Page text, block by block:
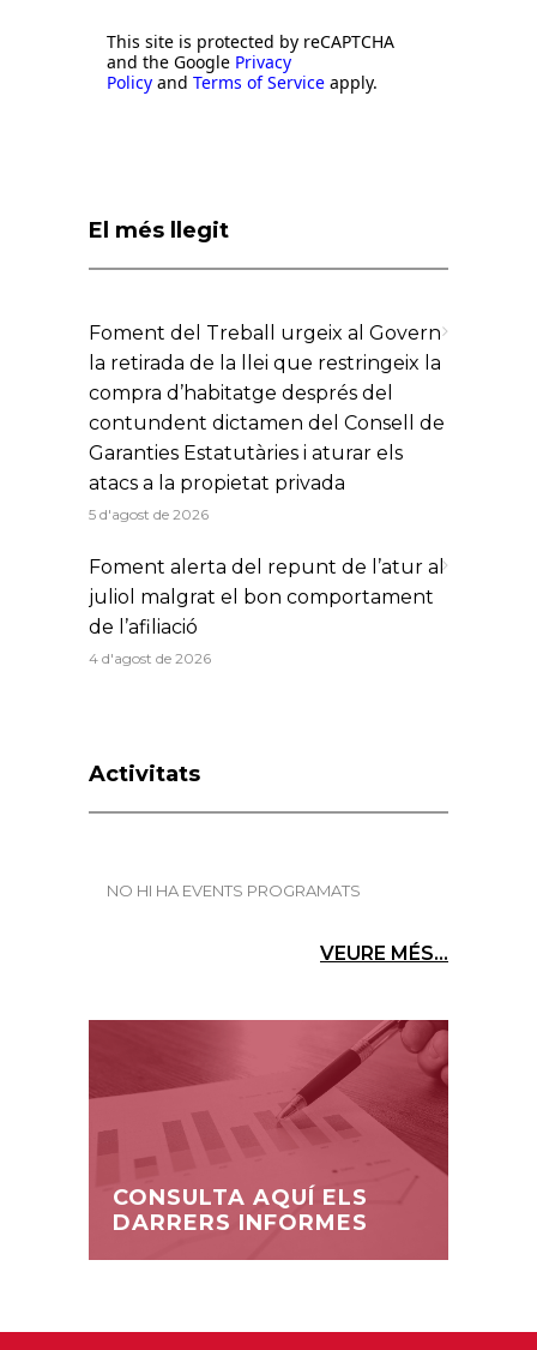
This site is protected by reCAPTCHA
and the Google Privacy
Policy and Terms of Service apply.
El més llegit
Foment del Treball urgeix al Govern
la retirada de la llei que restringeix la
compra d’habitatge després del
contundent dictamen del Consell de
Garanties Estatutàries i aturar els
atacs a la propietat privada
5 d'agost de 2026
Foment alerta del repunt de l’atur al
juliol malgrat el bon comportament
de l’afiliació
4 d'agost de 2026
Activitats
NO HI HA EVENTS PROGRAMATS
VEURE MÉS...
CONSULTA AQUÍ ELS
DARRERS INFORMES